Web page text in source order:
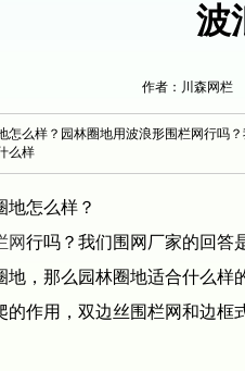
波
作者：川森网栏
怎么样？园林圈地用波浪形围栏网行吗
么样
地怎么样？
网行吗？我们围网厂家的回答
地，那么园林圈地适合什么
作用，双边丝围栏网和边框